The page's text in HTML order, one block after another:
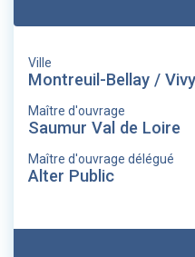
Ville
Montreuil-Bellay /
Maître d'ouvrage
Saumur Val de Loire
Maître d'ouvrage délégué
Alter Public